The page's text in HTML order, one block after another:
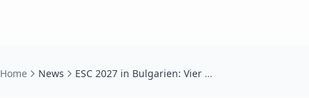
Home News ESC 2027 in Bulgarien: Vier Städte bewerben sich offiziell – das wären die Locations in Sofia